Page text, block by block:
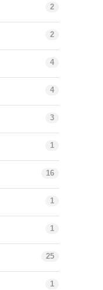
2
2
4
4
3
1
16
1
1
25
1